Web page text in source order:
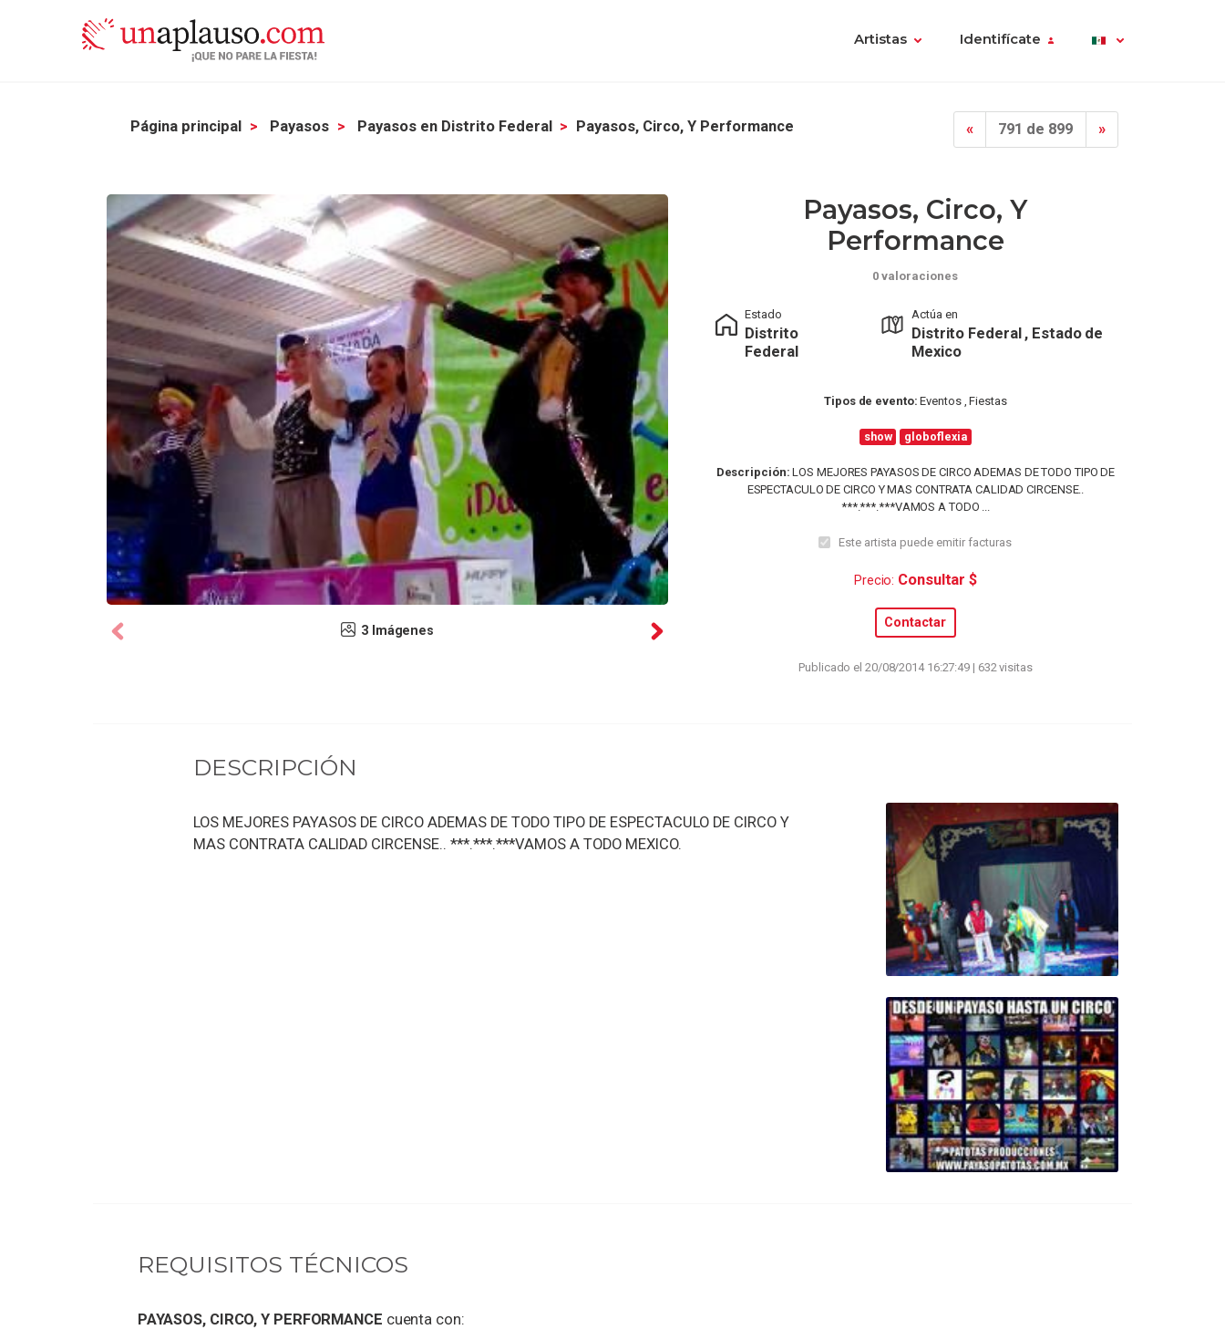
Artistas Identifícate
Página principal Payasos Payasos en Distrito Federal Payasos, Circo, Y Performance « 791 de 899 »
3 Imágenes
Payasos, Circo, Y
Performance
0 valoraciones
Estado
Distrito
Federal
Actúa en
Distrito Federal , Estado de
Mexico
Tipos de evento: Eventos , Fiestas
show globoflexia
Descripción: LOS MEJORES PAYASOS DE CIRCO ADEMAS DE TODO TIPO DE
ESPECTACULO DE CIRCO Y MAS CONTRATA CALIDAD CIRCENSE..
***.***.***VAMOS A TODO ...
Este artista puede emitir facturas
Precio: Consultar $
Contactar
Publicado el 20/08/2014 16:27:49 | 632 visitas
DESCRIPCIÓN
LOS MEJORES PAYASOS DE CIRCO ADEMAS DE TODO TIPO DE ESPECTACULO DE CIRCO Y
MAS CONTRATA CALIDAD CIRCENSE.. ***.***.***VAMOS A TODO MEXICO.
REQUISITOS TÉCNICOS
PAYASOS, CIRCO, Y PERFORMANCE cuenta con: